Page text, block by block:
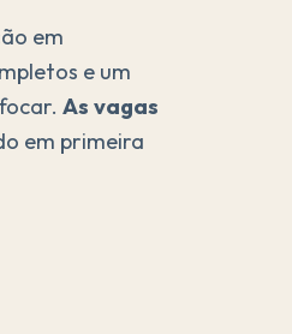
em
e um
As vagas
em primeira